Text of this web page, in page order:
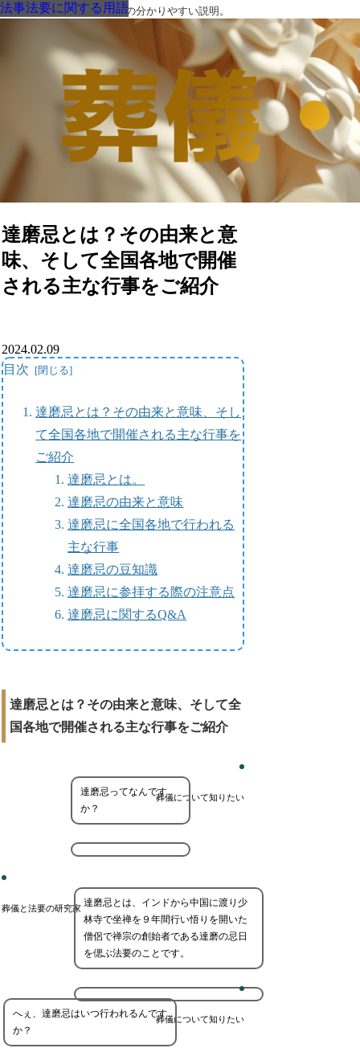
葬儀・葬式・法要についての分かりやすい説明。
達磨忌とは？その由来と意
味、そして全国各地で開催
される主な行事をご紹介
法事法要に関する用語
2024.02.09
目次
達磨忌とは？その由来と意味、そし
て全国各地で開催される主な行事を
ご紹介
達磨忌とは。
達磨忌の由来と意味
達磨忌に全国各地で行われる
主な行事
達磨忌の豆知識
達磨忌に参拝する際の注意点
達磨忌に関するQ&A
達磨忌とは？その由来と意味、そして全
国各地で開催される主な行事をご紹介
葬儀について知りたい
達磨忌ってなんです
か？
葬儀と法要の研究家 達磨忌とは、インドから中国に渡り少
林寺で坐禅を９年間行い悟りを開いた
僧侶で禅宗の創始者である達磨の忌日
を偲ぶ法要のことです。
葬儀について知りたい
へぇ、達磨忌はいつ行われるんです
か？
法事法要に関する用語
法事法要に関する用語
法事法要に関する用語
法事法要に関する用語
法事法要に関する用語
法事法要に関する用語